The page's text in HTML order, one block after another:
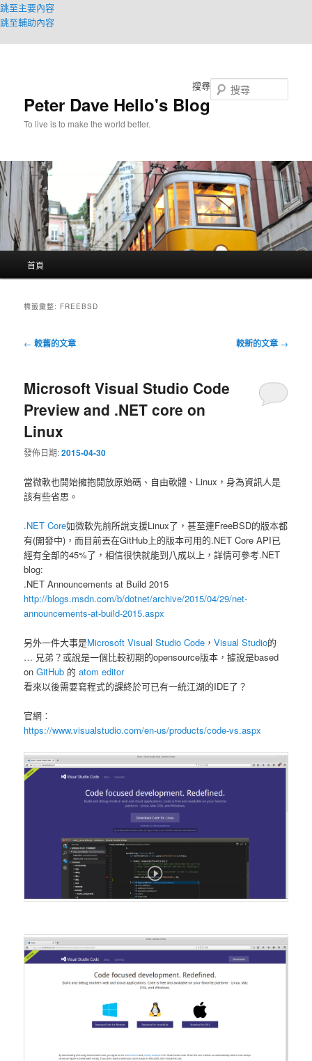
跳至主要內容
跳至輔助內容
Peter Dave Hello's Blog
To live is to make the world better.
搜尋
首頁
標籤彙整: FREEBSD
文
覽
← 較舊的文章 較新的文章 →
Microsoft Visual Studio Code
Preview and .NET core on
Linux
發佈日期:2015-04-30
當微軟也開始擁抱開放原始碼、自由軟體、Linux，身為資訊人是
該有些省思。
.NET Core如微軟先前所說支援Linux了，甚至連FreeBSD的版本都
有(開發中)，而目前丟在GitHub上的版本可用的.NET Core API已
經有全部的45%了，相信很快就能到八成以上，詳情可參考.NET
blog:
.NET Announcements at Build 2015
http://blogs.msdn.com/b/dotnet/archive/2015/04/29/net-
announcements-at-build-2015.aspx
另外一件大事是Microsoft Visual Studio Code ，Visual Studio的
… 兄弟？或說是一個比較初期的opensource版本，據說是based
onGitHub 的atom editor
看來以後需要寫程式的課終於可已有一統江湖的IDE了？
官網：
https://www.visualstudio.com/en-us/products/code-vs.aspx